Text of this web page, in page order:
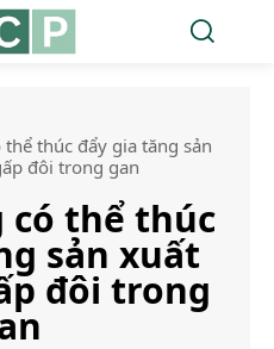
thúc đẩy gia tăng sản
đôi trong gan
thể thúc
sản xuất
đôi trong